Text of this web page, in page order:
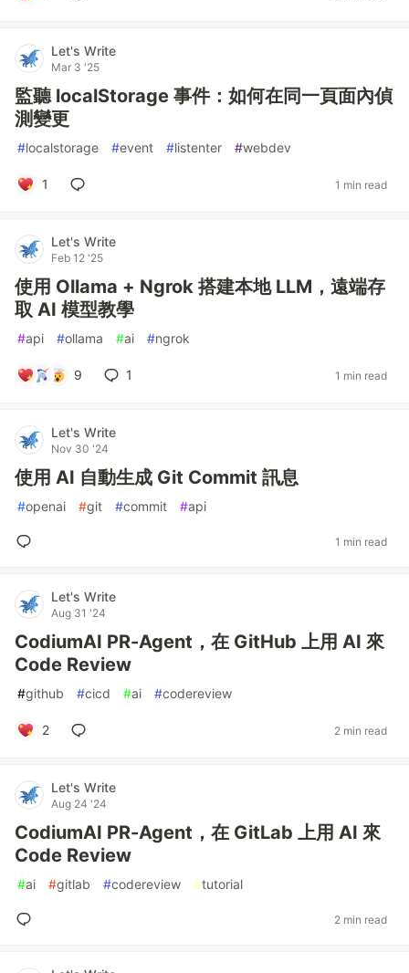
Let's Write
Mar 3 '25
監聽 localStorage 事件：如何在同一頁面內偵
測變更
#localstorage #event #listenter #webdev
1 1 min read
Let's Write
Feb 12 '25
使用 Ollama + Ngrok 搭建本地 LLM，遠端存
取 AI 模型教學
#api #ollama #ai #ngrok
9 1 1 min read
Let's Write
Nov 30 '24
使用 AI 自動生成 Git Commit 訊息
#openai #git #commit #api
1 min read
Let's Write
Aug 31 '24
CodiumAI PR-Agent，在 GitHub 上用 AI 來
Code Review
#github #cicd #ai #codereview
2 2 min read
Let's Write
Aug 24 '24
CodiumAI PR-Agent，在 GitLab 上用 AI 來
Code Review
#ai #gitlab #codereview #tutorial
2 min read